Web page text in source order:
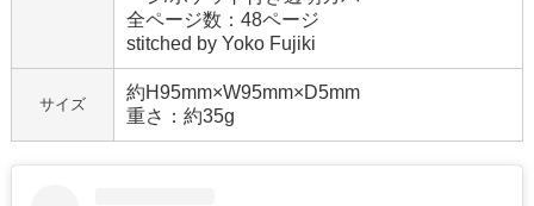
全ページ数：48ページ
stitched by Yoko Fujiki
サイズ
約H95mm×W95mm×D5mm
重さ：約35g